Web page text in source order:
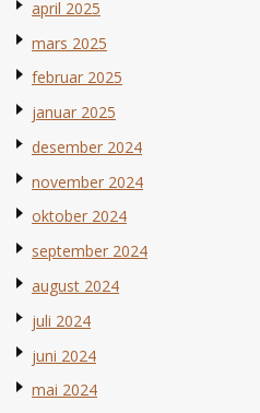
april 2025
mars 2025
februar 2025
januar 2025
desember 2024
november 2024
oktober 2024
september 2024
august 2024
juli 2024
juni 2024
mai 2024